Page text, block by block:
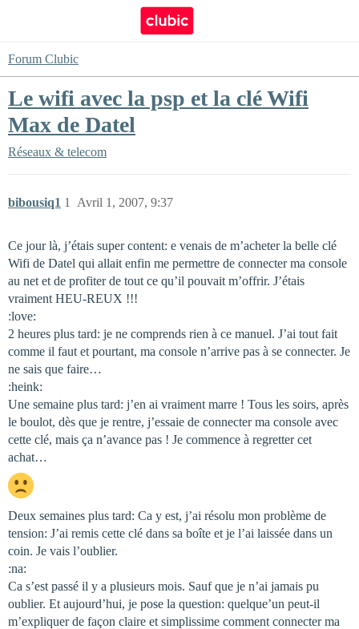
Forum Clubic
Le wifi avec la psp et la clé Wifi
Max de Datel
Réseaux & telecom
bibousiq1 Avril 1, 2007, 9:37
1
Ce jour là, j’étais super content: e venais de m’acheter la belle clé
Wifi de Datel qui allait enfin me permettre de connecter ma console
au net et de profiter de tout ce qu’il pouvait m’offrir. J’étais
vraiment HEU-REUX !!!
:love:
2 heures plus tard: je ne comprends rien à ce manuel. J’ai tout fait
comme il faut et pourtant, ma console n’arrive pas à se connecter. Je
ne sais que faire…
:heink:
Une semaine plus tard: j’en ai vraiment marre ! Tous les soirs, après
le boulot, dès que je rentre, j’essaie de connecter ma console avec
cette clé, mais ça n’avance pas ! Je commence à regretter cet
achat…
Deux semaines plus tard: Ca y est, j’ai résolu mon problème de
tension: J’ai remis cette clé dans sa boîte et je l’ai laissée dans un
coin. Je vais l’oublier.
:na:
Ca s’est passé il y a plusieurs mois. Sauf que je n’ai jamais pu
oublier. Et aujourd’hui, je pose la question: quelque’un peut-il
m’expliquer de façon claire et simplissime comment connecter ma